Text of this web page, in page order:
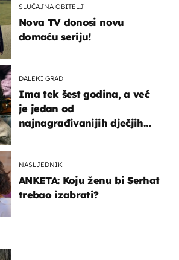
SLUČAJNA OBITELJ
Nova TV donosi novu
domaću seriju!
DALEKI GRAD
Ima tek šest godina, a već
je jedan od
najnagrađivanijih dječjih
NASLJEDNIK
ANKETA: Koju ženu bi Serhat
trebao izabrati?